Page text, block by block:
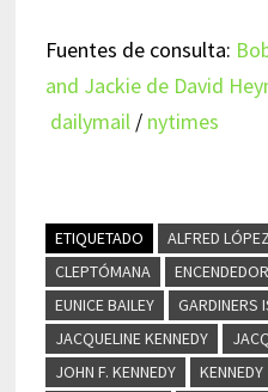
Fuentes de consulta:
and Jackie de David
dailymail/ nytimes
ETIQUETADO ALFRED LÓPEZ
CLEPTÓMANA
ENCENDEDOR
EUNICE BAILEY
GARDINERS
JACQUELINE KENNEDY
JOHN F. KENNEDY
KENNEDY